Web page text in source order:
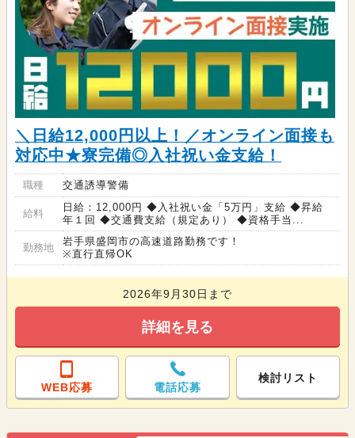
＼日給12,000円以上！／オンライン面接も
対応中★寮完備◎入社祝い金支給！
職種 交通誘導警備
給料
日給：12,000円 ◆入社祝い金「5万円」支給 ◆昇給
年１回 ◆交通費支給（規定あり） ◆資格手当...
勤務地
岩手県盛岡市の高速道路勤務です！
※直行直帰OK
2026年9月30日まで
詳細を見る
WEB応募 電話応募
検討リスト